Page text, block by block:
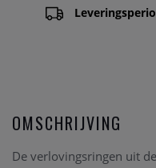
OMSCHRIJVING
De verlovingsringen uit